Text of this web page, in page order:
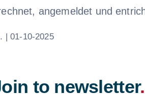
angemeldet und
| 01-10-2025
to newsletter.